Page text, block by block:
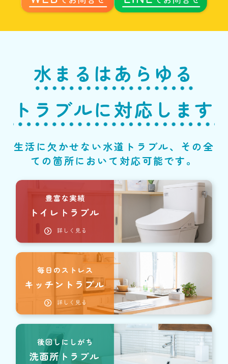
水まるはあらゆる
トラブルに対応します
生活に欠かせない水道トラブル、その全
ての箇所において対応可能です。